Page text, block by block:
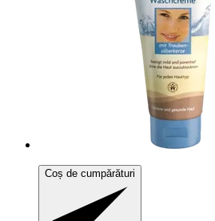
Coș de cumpărături